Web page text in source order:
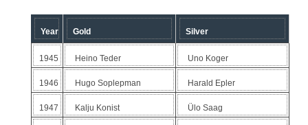
Year Gold Silver
1945 Heino Teder Uno Koger
1946 Hugo Soplepman Harald Epler
1947 Kalju Konist Ülo Saag